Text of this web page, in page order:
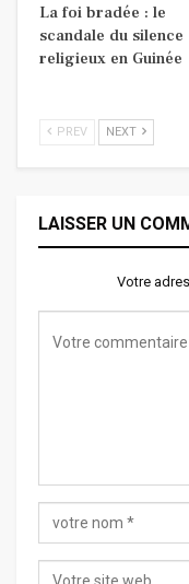
La foi bradée : le
scandale du silence
religieux en Guinée
PREV NEXT
LAISSER UN
Votre